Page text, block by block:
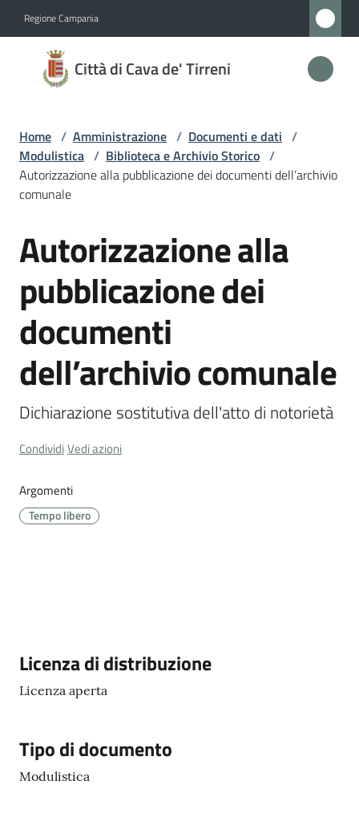
Regione Campania
Città di Cava de' Tirreni
Città
di
de'
Tirreni
Menu selezionato
Novità
Servizi
Cava
de'
Tirreni
Tutti
Home / Amministrazione / Documenti e dati /
Modulistica / Biblioteca e Archivio Storico /
Autorizzazione alla pubblicazione dei documenti dell’archivio
comunale
Salta al contenuto
Autorizzazione alla
pubblicazione dei
documenti
dell’archivio comunale
Dichiarazione sostitutiva dell'atto di notorietà
CondividiVedi azioni
Argomenti
Tempo libero
Descrizione
Licenza di distribuzione
Licenza aperta
Tipo di documento
Modulistica